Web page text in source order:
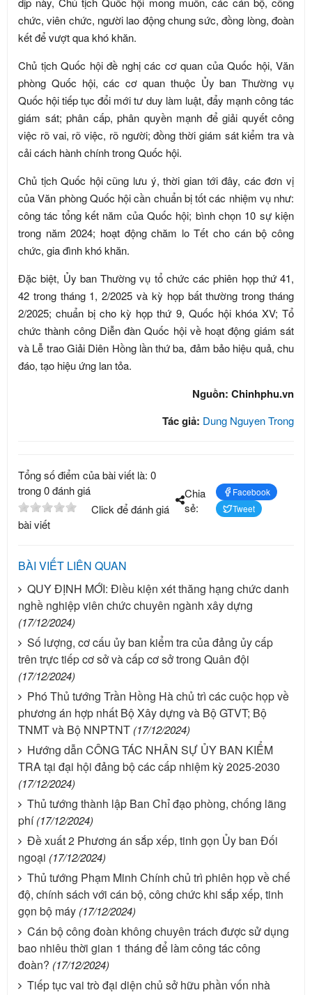
chức, viên chức, người lao động chung sức, đồng lòng, đoàn
kết để vượt qua khó khăn.
Chủ tịch Quốc hội đề nghị các cơ quan của Quốc hội, Văn
phòng Quốc hội, các cơ quan thuộc Ủy ban Thường vụ
Quốc hội tiếp tục đổi mới tư duy làm luật, đẩy mạnh công tác
giám sát; phân cấp, phân quyền mạnh để giải quyết công
việc rõ vai, rõ việc, rõ người; đồng thời giám sát kiểm tra và
cải cách hành chính trong Quốc hội.
Chủ tịch Quốc hội cũng lưu ý, thời gian tới đây, các đơn vị
của Văn phòng Quốc hội cần chuẩn bị tốt các nhiệm vụ như:
công tác tổng kết năm của Quốc hội; bình chọn 10 sự kiện
trong năm 2024; hoạt động chăm lo Tết cho cán bộ công
chức, gia đình khó khăn.
Đặc biệt, Ủy ban Thường vụ tổ chức các phiên họp thứ 41,
42 trong tháng 1, 2/2025 và kỳ họp bất thường trong tháng
2/2025; chuẩn bị cho kỳ họp thứ 9, Quốc hội khóa XV; Tổ
chức thành công Diễn đàn Quốc hội về hoạt động giám sát
và Lễ trao Giải Diên Hồng lần thứ ba, đảm bảo hiệu quả, chu
đáo, tạo hiệu ứng lan tỏa.
Nguồn: Chinhphu.vn
Tác giả: Dung Nguyen Trong
Tổng số điểm của bài viết là: 0
trong 0 đánh giá
Click để đánh giá
bài viết
Chia
sẻ:
Facebook
Tweet
BÀI VIẾT LIÊN QUAN
QUY ĐỊNH MỚI: Điều kiện xét thăng hạng chức danh
nghề nghiệp viên chức chuyên ngành xây dựng
(17/12/2024)
Số lượng, cơ cấu ủy ban kiểm tra của đảng ủy cấp
trên trực tiếp cơ sở và cấp cơ sở trong Quân đội
(17/12/2024)
Phó Thủ tướng Trần Hồng Hà chủ trì các cuộc họp về
phương án hợp nhất Bộ Xây dựng và Bộ GTVT; Bộ
TNMT và Bộ NNPTNT (17/12/2024)
Hướng dẫn CÔNG TÁC NHÂN SỰ ỦY BAN KIỂM
TRA tại đại hội đảng bộ các cấp nhiệm kỳ 2025-2030
(17/12/2024)
Thủ tướng thành lập Ban Chỉ đạo phòng, chống lãng
phí (17/12/2024)
Đề xuất 2 Phương án sắp xếp, tinh gọn Ủy ban Đối
ngoại (17/12/2024)
Thủ tướng Phạm Minh Chính chủ trì phiên họp về chế
độ, chính sách với cán bộ, công chức khi sắp xếp, tinh
gọn bộ máy (17/12/2024)
Cán bộ công đoàn không chuyên trách được sử dụng
bao nhiêu thời gian 1 tháng để làm công tác công
đoàn? (17/12/2024)
Tiếp tục vai trò đại diện chủ sở hữu phần vốn nhà